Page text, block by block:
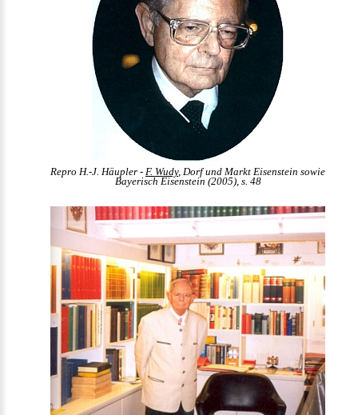
Repro H.-J. Häupler - F. Wudy, Dorf und Markt Eisenstein sowie
Bayerisch Eisenstein (2005), s. 48